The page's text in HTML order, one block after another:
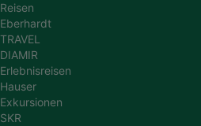
Reisen
Eberhardt
TRAVEL
DIAMIR
Erlebnisreisen
Hauser
Exkursionen
SKR